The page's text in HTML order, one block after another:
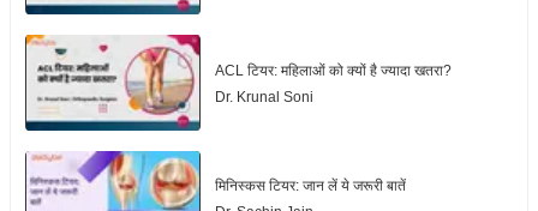
ACL टियर: महिलाओं को क्यों है ज्यादा खतरा?
Dr. Krunal Soni
मिनिस्कस टियर: जान लें ये जरूरी बातें